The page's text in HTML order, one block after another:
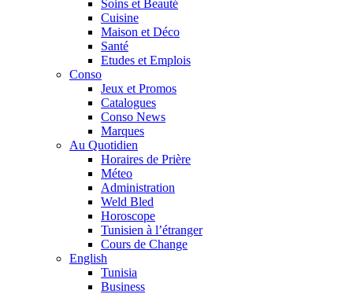
Soins et Beauté
Cuisine
Maison et Déco
Santé
Etudes et Emplois
Conso
Jeux et Promos
Catalogues
Conso News
Marques
Au Quotidien
Horaires de Prière
Méteo
Administration
Weld Bled
Horoscope
Tunisien à l’étranger
Cours de Change
English
Tunisia
Business